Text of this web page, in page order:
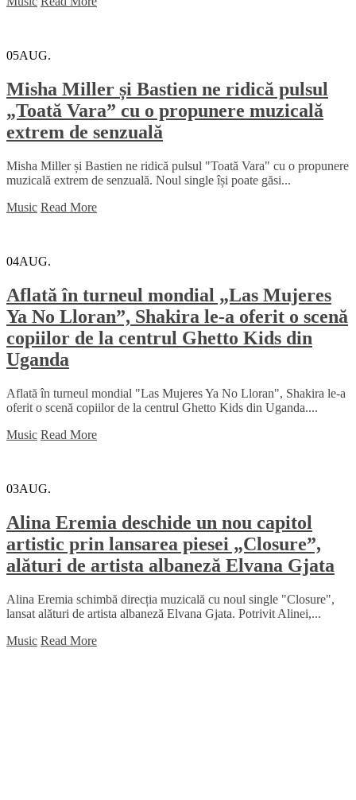
05AUG.
Misha Miller și Bastien ne ridică pulsul
„Toată Vara” cu o propunere muzicală
extrem de senzuală
Misha Miller și Bastien ne ridică pulsul "Toată Vara" cu o propunere
muzicală extrem de senzuală. Noul single își poate găsi...
Music Read More
04AUG.
Aflată în turneul mondial „Las Mujeres
Ya No Lloran”, Shakira le-a oferit o scenă
copiilor de la centrul Ghetto Kids din
Uganda
Aflată în turneul mondial "Las Mujeres Ya No Lloran", Shakira le-a
oferit o scenă copiilor de la centrul Ghetto Kids din Uganda....
Music Read More
03AUG.
Alina Eremia deschide un nou capitol
artistic prin lansarea piesei „Closure”,
alături de artista albaneză Elvana Gjata
Alina Eremia schimbă direcția muzicală cu noul single "Closure",
lansat alături de artista albaneză Elvana Gjata. Potrivit Alinei,...
Music Read More